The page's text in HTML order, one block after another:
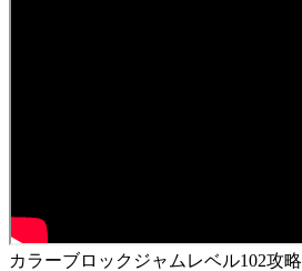
カラーブロックジャムレベル102攻略